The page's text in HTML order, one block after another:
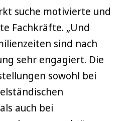
suche motivierte und
Fachkräfte. „Und
sind nach
sehr engagiert. Die
sowohl bei
auch bei